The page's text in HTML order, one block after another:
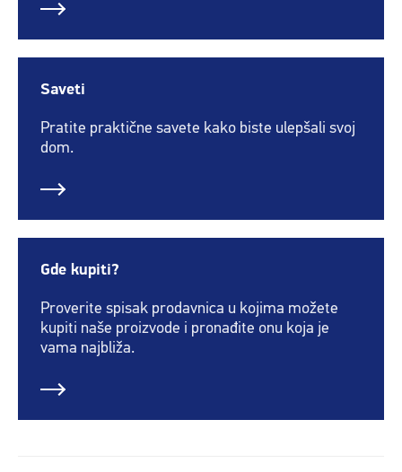
Saveti
Pratite praktične savete kako biste ulepšali svoj
dom.
Gde kupiti?
Proverite spisak prodavnica u kojima možete
kupiti naše proizvode i pronađite onu koja je
vama najbliža.